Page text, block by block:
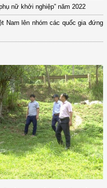
nữ khởi nghiệp” năm 2022
Nam lên nhóm các quốc gia đứng